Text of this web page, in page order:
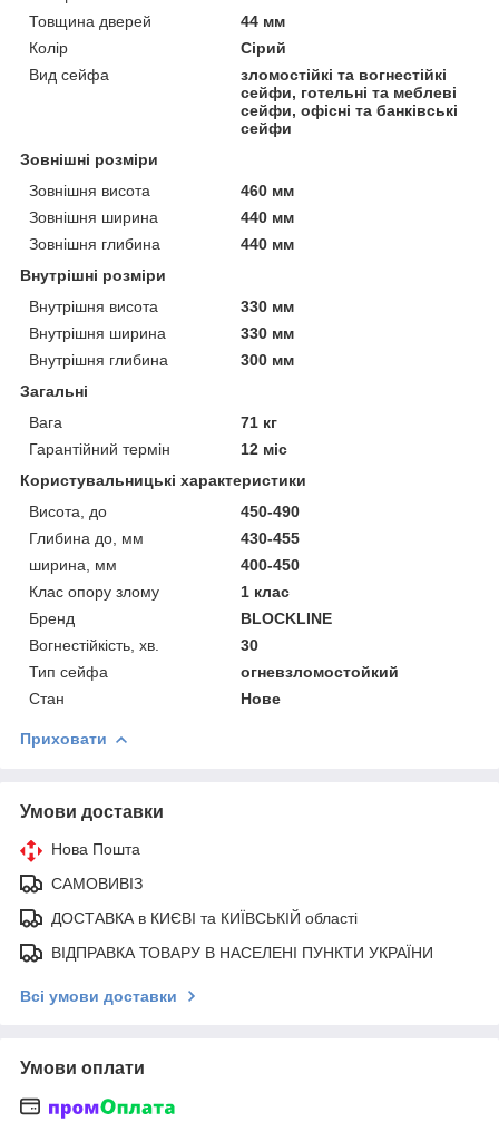
Товщина дверей
44 мм
Колір
Сірий
Вид сейфа
зломостійкі та вогнестійкі
сейфи, готельні та меблеві
сейфи, офісні та банківські
сейфи
Зовнішні розміри
Зовнішня висота
460 мм
Зовнішня ширина
440 мм
Зовнішня глибина
440 мм
Внутрішні розміри
Внутрішня висота
330 мм
Внутрішня ширина
330 мм
Внутрішня глибина
300 мм
Загальні
Вага
71 кг
Гарантійний термін
12 міс
Користувальницькі характеристики
Висота, до
450-490
Глибина до, мм
430-455
ширина, мм
400-450
Клас опору злому
1 клас
Бренд
BLOCKLINE
Вогнестійкість, хв.
30
Тип сейфа
огневзломостойкий
Стан
Нове
Приховати
Умови доставки
Нова Пошта
САМОВИВІЗ
ДОСТАВКА в КИЄВІ та КИЇВСЬКІЙ області
ВІДПРАВКА ТОВАРУ В НАСЕЛЕНІ ПУНКТИ УКРАЇНИ
Всі умови доставки
Умови оплати